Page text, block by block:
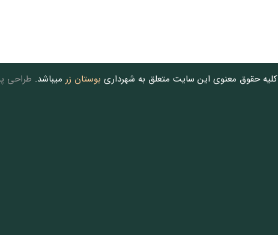
کلیه حقوق معنوی این سایت متعلق به شهرداری بوستان زر میباشد. طراحی